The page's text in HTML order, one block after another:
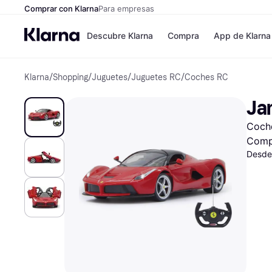
Comprar con KlarnaPara empresas
Descubre Klarna
Formas de pago
Paga en 3 plazos
Paga en 30 días
Financiación
Klarna en Apple
Compra
Tiendas
Zalando
JD Sports
Directorio de
App de Klarna
Klarna/Shopping/Juguetes/Juguetes RC/Coches RC